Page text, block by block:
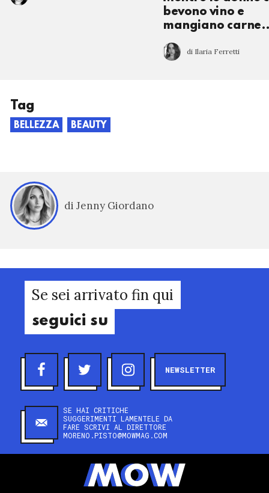
bevono vino e
mangiano
di Ilaria Ferretti
Tag
BELLEZZA BEAUTY
di Jenny Giordano
Se sei arrivato fin qui
seguici su
NEWSLETTER
SE HAI CRITICHE
SUGGERIMENTI LAMENTELE DA
FARE SCRIVI AL DIRETTORE
MORENO.PISTO@MOWMAG.COM